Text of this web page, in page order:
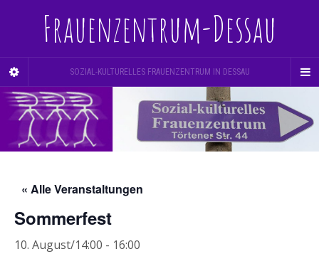
Frauenzentrum-Dessau
SOZIAL-KULTURELLES FRAUENZENTRUM IN DESSAU
« Alle Veranstaltungen
Sommerfest
10. August/14:00 - 16:00